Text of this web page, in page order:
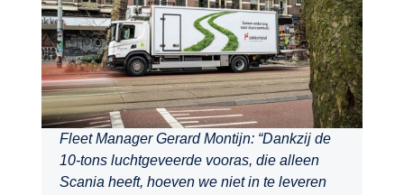
Fleet Manager Gerard Montijn: “Dankzij de
10-tons luchtgeveerde vooras, die alleen
Scania heeft, hoeven we niet in te leveren